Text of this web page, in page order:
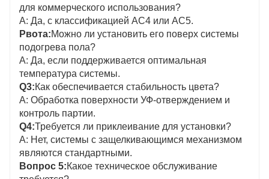
для коммерческого использования?
А: Да, с классификацией AC4 или AC5.
Рвота:Можно ли установить его поверх системы
подогрева пола?
А: Да, если поддерживается оптимальная
температура системы.
Q3:Как обеспечивается стабильность цвета?
A: Обработка поверхности УФ-отверждением и
контроль партии.
Q4:Требуется ли приклеивание для установки?
А: Нет, системы с защелкивающимся механизмом
являются стандартными.
Вопрос 5:Какое техническое обслуживание